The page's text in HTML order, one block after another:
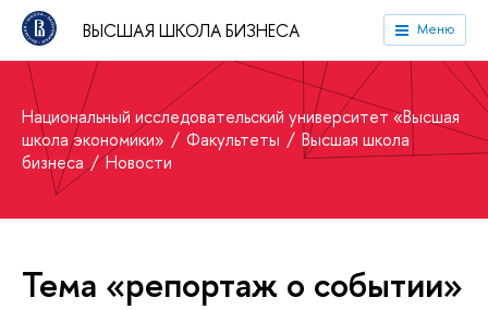
ВЫСШАЯ ШКОЛА БИЗНЕСА Меню
Национальный исследовательский университет «Высшая
школа экономики»
Факультеты
Высшая школа
бизнеса
Новости
Тема «репортаж о событии»